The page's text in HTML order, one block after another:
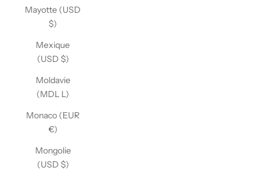
Mayotte (USD
$)
Mexique
(USD $)
Moldavie
(MDL L)
Monaco (EUR
€)
Mongolie
(USD $)